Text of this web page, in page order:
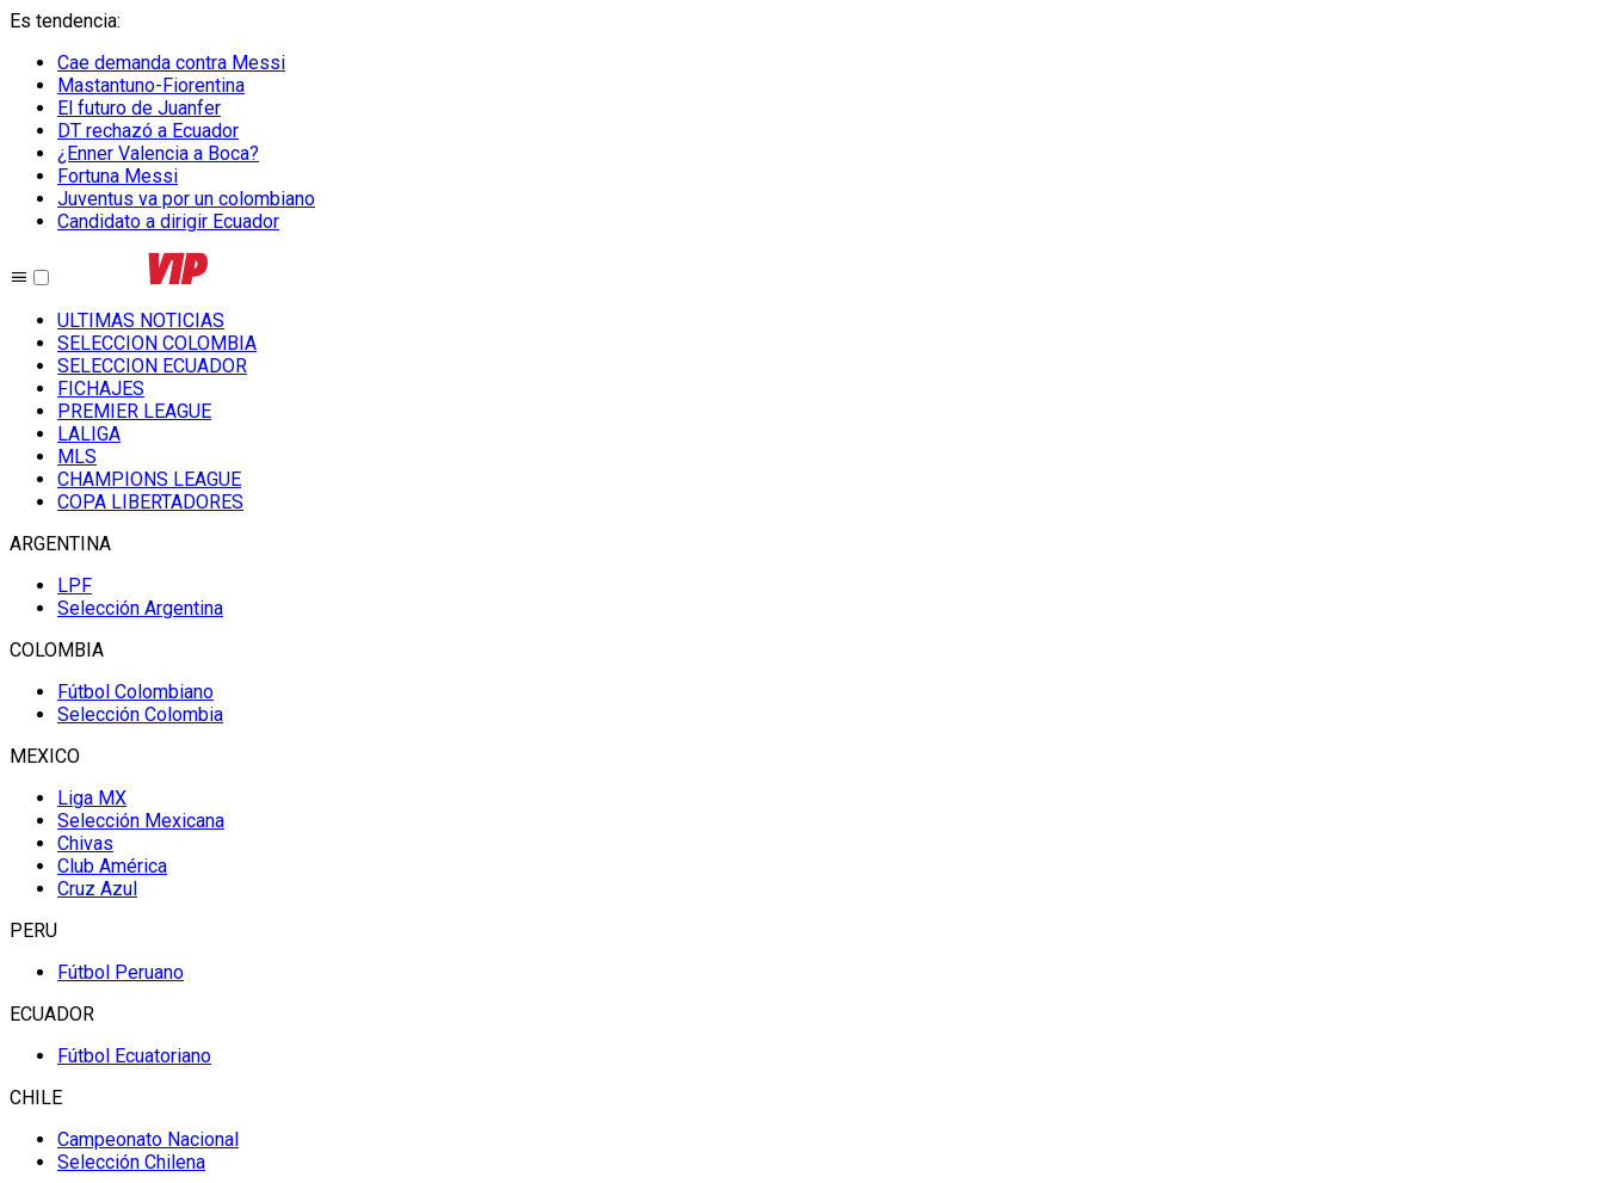
Es tendencia:
Cae demanda contra Messi
Mastantuno-Fiorentina
El futuro de Juanfer
DT rechazó a Ecuador
¿Enner Valencia a Boca?
Fortuna Messi
Juventus va por un colombiano
Candidato a dirigir Ecuador
ULTIMAS NOTICIAS
SELECCION COLOMBIA
SELECCION ECUADOR
FICHAJES
PREMIER LEAGUE
LALIGA
MLS
CHAMPIONS LEAGUE
COPA LIBERTADORES
ARGENTINA
LPF
Selección Argentina
COLOMBIA
Fútbol Colombiano
Selección Colombia
MEXICO
Liga MX
Selección Mexicana
Chivas
Club América
Cruz Azul
PERU
Fútbol Peruano
ECUADOR
Fútbol Ecuatoriano
CHILE
Campeonato Nacional
Selección Chilena